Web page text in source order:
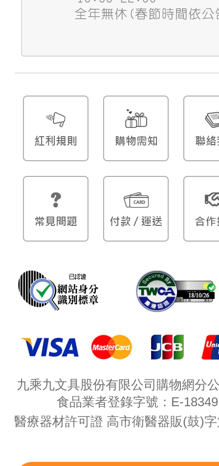
九乘九文具股份有限公司購物網分
食品業者登錄字號：E-
醫療器材許可證 高市衛醫器販(鼓)